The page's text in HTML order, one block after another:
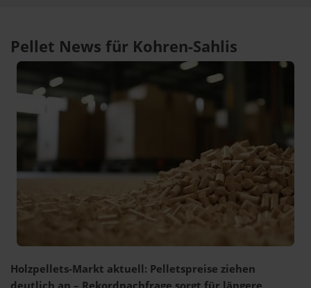
Pellet News für Kohren-Sahlis
Holzpellets-Markt aktuell: Pelletspreise ziehen